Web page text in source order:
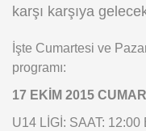
karşı karşıya
İşte Cumartesi ve
programı:
17 EKİM 2015
U14 LİGİ: SAAT: